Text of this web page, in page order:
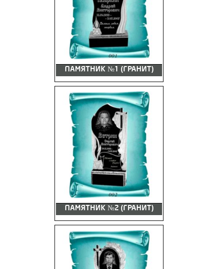
ПАМЯТНИК №1 (ГРАНИТ)
ПАМЯТНИК №2 (ГРАНИТ)